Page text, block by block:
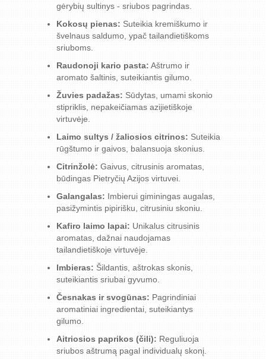
gėrybių sultinys - sriubos pagrindas.
Kokosų pienas: Suteikia kremiškumo ir
švelnaus saldumo, ypač tailandietiškoms
sriuboms.
Raudonoji kario pasta: Aštrumo ir
aromato šaltinis, suteikiantis gilumo.
Žuvies padažas: Sūdytas, umami skonio
stipriklis, nepakeičiamas azijietiškoje
virtuvėje.
Laimo sultys / žaliosios citrinos: Suteikia
rūgštumo ir gaivos, balansuoja skonius.
Citrinžolė: Gaivus, citrusinis aromatas,
būdingas Pietryčių Azijos virtuvei.
Galangalas: Imbierui giminingas augalas,
pasižymintis pipirišku, citrusiniu skoniu.
Kafiro laimo lapai: Unikalus citrusinis
aromatas, dažnai naudojamas
tailandietiškoje virtuvėje.
Imbieras: Šildantis, aštrokas skonis,
suteikiantis sriubai gyvumo.
Česnakas ir svogūnas: Pagrindiniai
aromatiniai ingredientai, suteikiantys
gilumo.
Aitriosios paprikos (čili): Reguliuoja
sriubos aštrumą pagal individualų skonį.